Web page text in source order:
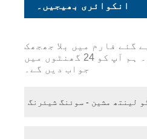
انکوائری بھیجیں۔
گئے فارم میں بلا جھجھک
اپنی انکوائری دیں۔ ہم آپ کو 24 گھنٹوں میں
جواب دیں گے۔